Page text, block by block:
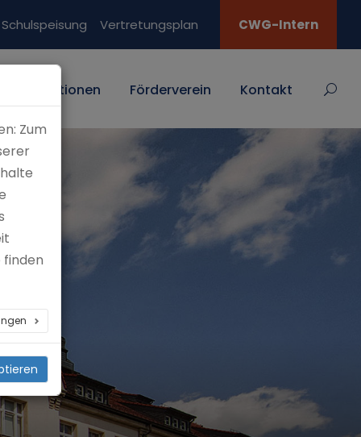
Schulspeisung Vertretungsplan CWG-Intern
Traditionen Förderverein Kontakt
Zum
finden